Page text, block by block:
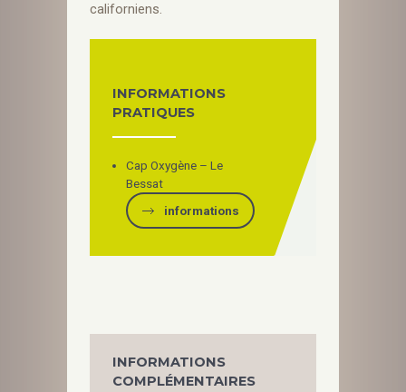
californiens.
INFORMATIONS
PRATIQUES
Cap Oxygène – Le
Bessat
informations
INFORMATIONS
COMPLÉMENTAIRES